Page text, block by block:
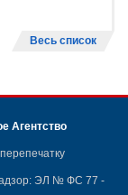
Весь список
Агентство
ЭЛ № ФС 77 -